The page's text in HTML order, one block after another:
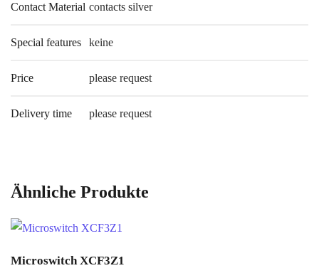
Contact Material contacts silver
Special features keine
Price please request
Delivery time please request
Ähnliche Produkte
Microswitch XCF3Z1